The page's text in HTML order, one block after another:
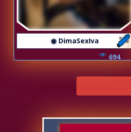
◉ DimaSexIva
694